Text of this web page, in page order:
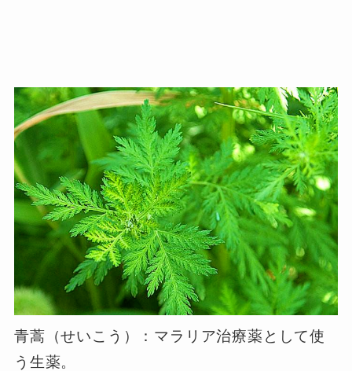
青蒿（せいこう）：マラリア治療薬として使
う生薬。